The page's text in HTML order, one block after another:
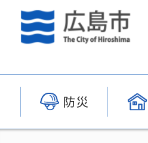
防災